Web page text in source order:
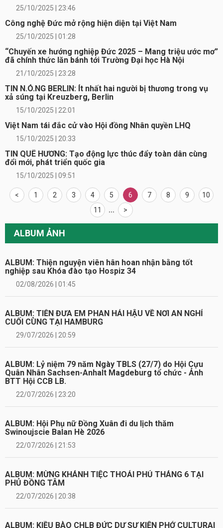
25/10/2025 | 23:46
Công nghệ Đức mở rộng hiện diện tại Việt Nam
25/10/2025 | 01:28
“Chuyến xe hướng nghiệp Đức 2025 – Mang triệu ước mơ”
đã chính thức lăn bánh tới Trường Đại học Hà Nội
21/10/2025 | 23:28
TIN N.Ó.NG BERLIN: Ít nhất hai người bị thương trong vụ
xả súng tại Kreuzberg, Berlin
15/10/2025 | 22:01
Việt Nam tái đắc cử vào Hội đồng Nhân quyền LHQ
15/10/2025 | 20:33
TIN QUÊ HƯƠNG: Tạo động lực thúc đẩy toàn dân cùng
đổi mới, phát triển quốc gia
15/10/2025 | 09:51
< 1 2 3 4 5 6 7 8 9
10
11
... >
ALBUM ẢNH
ALBUM: Thiện nguyện viên hân hoan nhận bằng tốt
nghiệp sau Khóa đào tạo Hospiz 34
02/08/2026 | 01:45
ALBUM: TIỄN ĐƯA EM PHAN HẢI HẬU VỀ NƠI AN NGHỈ
CUỐI CÙNG TẠI HAMBURG
29/07/2026 | 20:59
ALBUM: Lỷ niệm 79 năm Ngày TBLS (27/7) do Hội Cựu
Quân Nhân Sachsen-Anhalt Magdeburg tổ chức - Ảnh
BTT Hội CCB LB.
22/07/2026 | 23:20
ALBUM: Hội Phụ nữ Đồng Xuân đi du lịch thăm
Swinoujscie Balan Hè 2026
22/07/2026 | 21:53
ALBUM: MỪNG KHÁNH TIỆC THOẢI PHỦ THÁNG 6 TẠI
PHỦ ĐỒNG TÂM
22/07/2026 | 20:38
ALBUM: KIỀU BÀO CHLB ĐỨC DỰ SỰ KIỆN PHỞ CULTURAI